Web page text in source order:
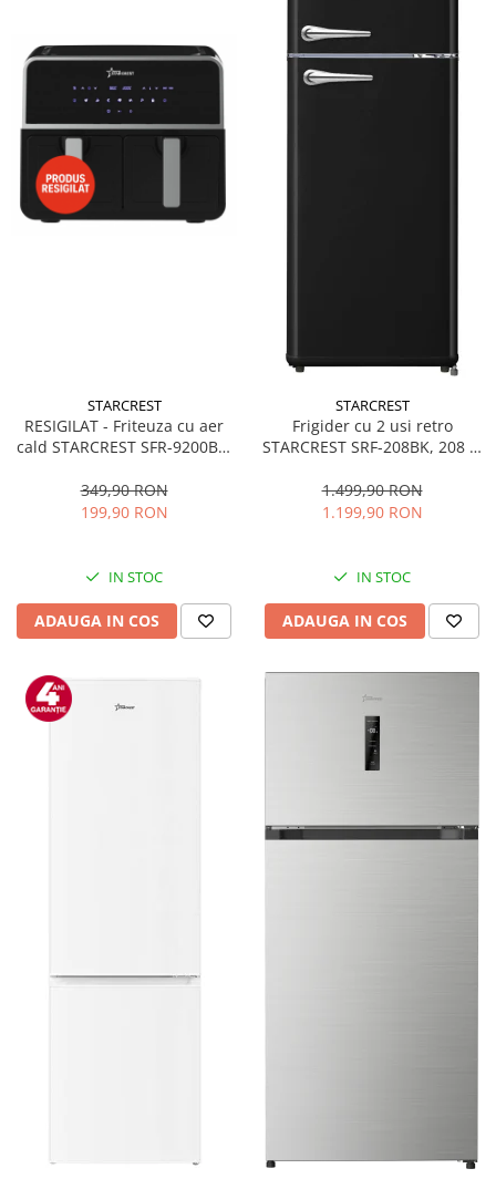
STARCREST
RESIGILAT - Friteuza cu aer
cald STARCREST SFR-9200BK,
Termostat 80 - 200 °C, 8
programe predefinite, Negru
349,90 RON
199,90 RON
IN STOC
ADAUGA IN COS
STARCREST
Frigider cu 2 usi retro
STARCREST SRF-208BK, 208 L,
Iluminare LED, Termostat
Reglabil, H 147 cm, Negru
1.499,90 RON
1.199,90 RON
IN STOC
ADAUGA IN COS